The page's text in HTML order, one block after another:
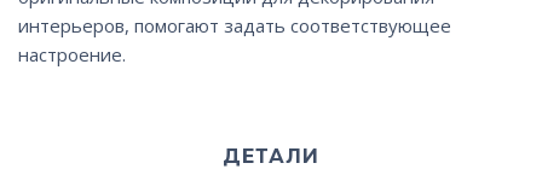
интерьеров, помогают задать соответствующее
настроение.